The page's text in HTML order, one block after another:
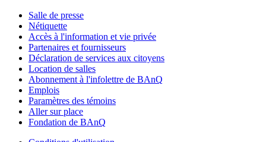
Salle de presse
Nétiquette
Accès à l'information et vie privée
Partenaires et fournisseurs
Déclaration de services aux citoyens
Location de salles
Abonnement à l'infolettre de BAnQ
Emplois
Paramètres des témoins
Aller sur place
Fondation de BAnQ